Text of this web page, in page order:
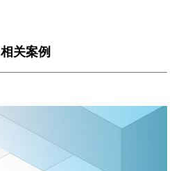
相关案例